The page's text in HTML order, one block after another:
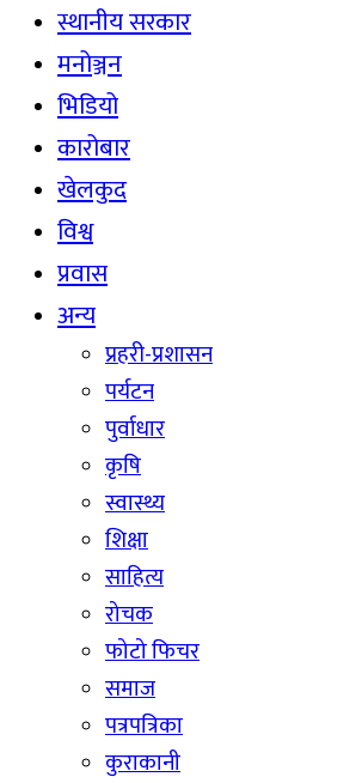
स्थानीय सरकार
मनोञ्जन
भिडियो
कारोबार
खेलकुद
विश्व
प्रवास
अन्य
प्रहरी-प्रशासन
पर्यटन
पुर्वाधार
कृषि
स्वास्थ्य
शिक्षा
साहित्य
रोचक
फोटो फिचर
समाज
पत्रपत्रिका
कुराकानी